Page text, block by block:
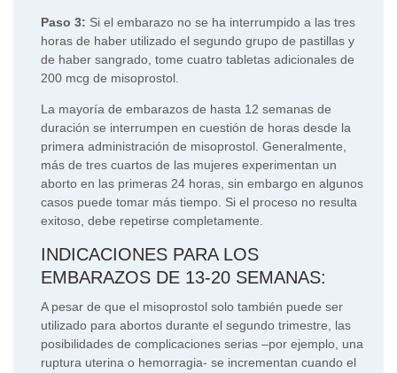
Paso 3: Si el embarazo no se ha interrumpido a las tres
horas de haber utilizado el segundo grupo de pastillas y
de haber sangrado, tome cuatro tabletas adicionales de
200 mcg de misoprostol.
La mayoría de embarazos de hasta 12 semanas de
duración se interrumpen en cuestión de horas desde la
primera administración de misoprostol. Generalmente,
más de tres cuartos de las mujeres experimentan un
aborto en las primeras 24 horas, sin embargo en algunos
casos puede tomar más tiempo. Si el proceso no resulta
exitoso, debe repetirse completamente.
INDICACIONES PARA LOS
EMBARAZOS DE 13-20 SEMANAS:
A pesar de que el misoprostol solo también puede ser
utilizado para abortos durante el segundo trimestre, las
posibilidades de complicaciones serias –por ejemplo, una
ruptura uterina o hemorragia- se incrementan cuando el